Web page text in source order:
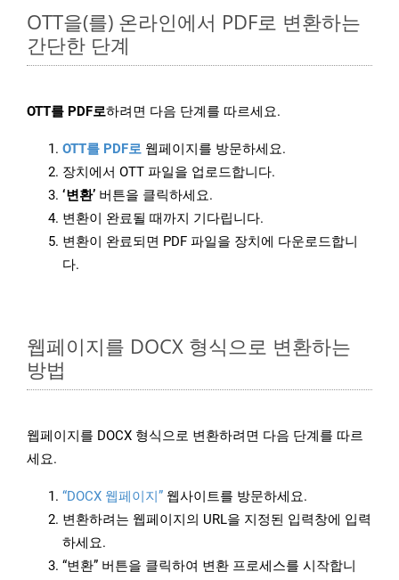
OTT을(를) 온라인에서 PDF로 변환하는
간단한 단계
OTT를 PDF로하려면 다음 단계를 따르세요.
OTT를 PDF로 웹페이지를 방문하세요.
장치에서 OTT 파일을 업로드합니다.
‘변환’ 버튼을 클릭하세요.
변환이 완료될 때까지 기다립니다.
변환이 완료되면 PDF 파일을 장치에 다운로드합니
다.
웹페이지를 DOCX 형식으로 변환하는
방법
웹페이지를 DOCX 형식으로 변환하려면 다음 단계를 따르
세요.
“DOCX 웹페이지” 웹사이트를 방문하세요.
변환하려는 웹페이지의 URL을 지정된 입력창에 입력
하세요.
“변환” 버튼을 클릭하여 변환 프로세스를 시작합니